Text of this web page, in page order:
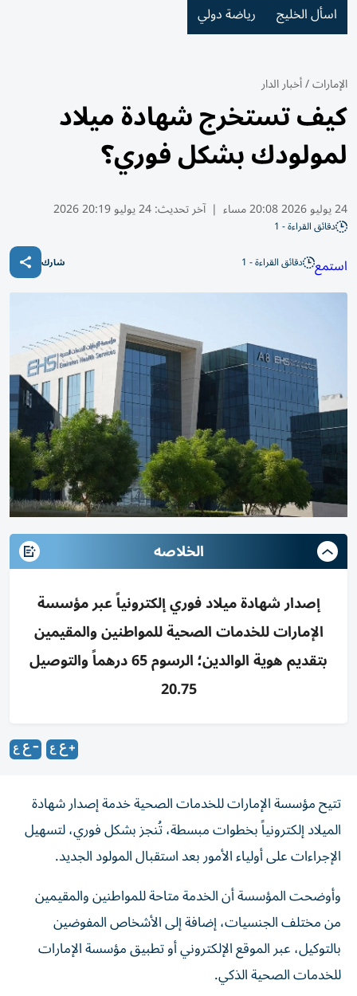
اسأل الخليج رياضة دولي
الإمارات/أخبار الدار
كيف تستخرج شهادة ميلاد
لمولودك بشكل فوري؟
24 يوليو 2026 20:08 مساء | آخر تحديث:24 يوليو 20:19 2026
دقائق القراءة - 1
استمع دقائق القراءة - 1 شارك
الخلاصه
إصدار شهادة ميلاد فوري إلكترونياً عبر مؤسسة
الإمارات للخدمات الصحية للمواطنين والمقيمين
بتقديم هوية الوالدين؛ الرسوم 65 درهماً والتوصيل
20.75
تتيح مؤسسة الإمارات للخدمات الصحية خدمة إصدار شهادة
الميلاد إلكترونياً بخطوات مبسطة، تُنجز بشكل فوري، لتسهيل
الإجراءات على أولياء الأمور بعد استقبال المولود الجديد.
وأوضحت المؤسسة أن الخدمة متاحة للمواطنين والمقيمين
من مختلف الجنسيات، إضافة إلى الأشخاص المفوضين
بالتوكيل، عبر الموقع الإلكتروني أو تطبيق مؤسسة الإمارات
للخدمات الصحية الذكي.